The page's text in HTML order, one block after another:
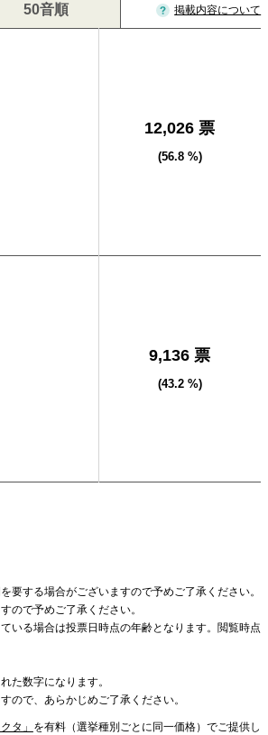
50音順 掲載内容について
12,026 票
(56.8 %)
9,136 票
(43.2 %)
する場合がございますので予めご了承ください。
ので予めご了承ください。
いる場合は投票日時点の年齢となります。閲覧時点
た数字になります。
ので、あらかじめご了承ください。
タ」 を有料（選挙種別ごとに同一価格）でご提供し